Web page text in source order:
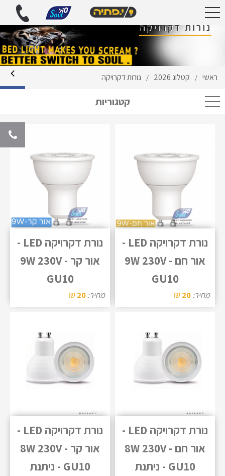
נורות דקרויקה
ראשי / קטלוג 2026 / נורות דקרויקה
קטגוריות
נורת דקרויקה LED -
אור חם - 9W 230V
GU10
מחיר:20
₪
נורת דקרויקה LED -
אור קר - 9W 230V
GU10
מחיר:20
₪
נורת דקרויקה LED -
אור חם - 8W 230V
GU10 - ניתנת
נורת דקרויקה LED -
אור קר - 8W 230V
GU10 - ניתנת